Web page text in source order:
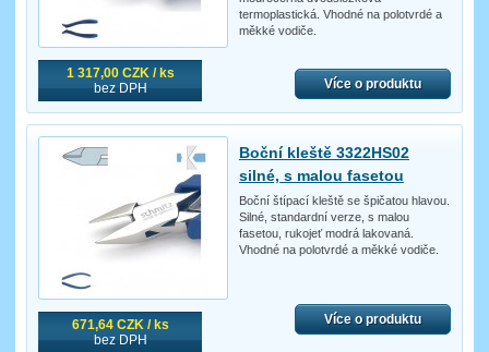
1 317,00 CZK / ks
bez DPH
termoplastická. Vhodné na polotvrdé a
měkké vodiče.
Více o produktu
671,64 CZK / ks
bez DPH
Boční kleště 3322HS02
silné, s malou fasetou
Boční štípací kleště se špičatou hlavou.
Silné, standardní verze, s malou
fasetou, rukojeť modrá lakovaná.
Vhodné na polotvrdé a měkké vodiče.
Více o produktu